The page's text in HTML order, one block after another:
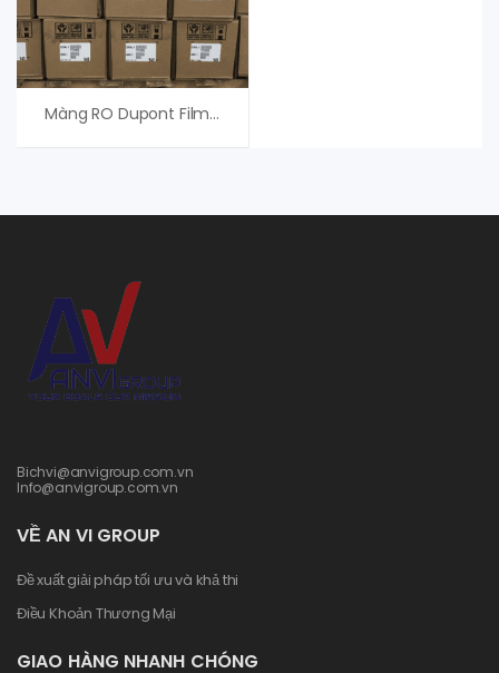
Màng RO Dupont FilmTec Eco Platinum-440i Dupont (USA)
Bichvi@anvigroup.com.vn
Info@anvigroup.com.vn
VỀ AN VI GROUP
Đề xuất giải pháp tối ưu và khả thi
Điều Khoản Thương Mại
GIAO HÀNG NHANH CHÓNG